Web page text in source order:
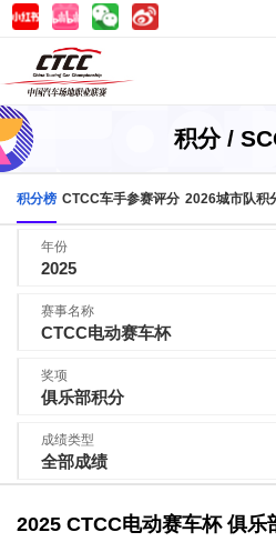
积分 /
积分榜 CTCC车手参赛评分 2026城市队积
年份
2025
赛事名称
CTCC电动赛车杯
奖项
俱乐部积分
成绩类型
全部成绩
2025 CTCC电动赛车杯 俱乐